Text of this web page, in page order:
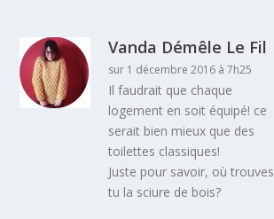
Vanda Démêle Le Fil
sur 1 décembre 2016 à 7h25
Il faudrait que chaque
logement en soit équipé! ce
serait bien mieux que des
toilettes classiques!
Juste pour savoir, où trouves
tu la sciure de bois?